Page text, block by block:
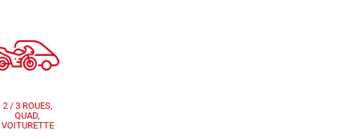
2 / 3 ROUES,
QUAD,
VOITURETTE